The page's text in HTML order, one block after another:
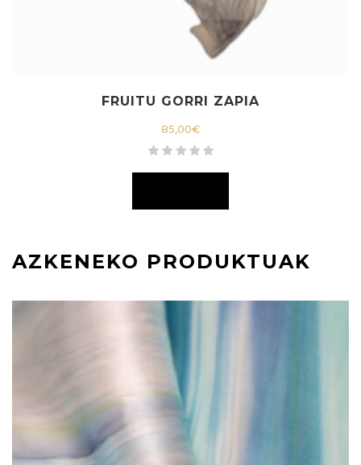
FRUITU GORRI ZAPIA
85,00€
AZKENEKO PRODUKTUAK